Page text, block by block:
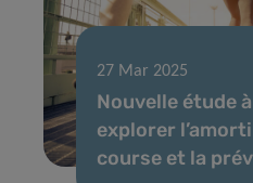
27 Mar 2025
Nouvelle étude
explorer
course et la